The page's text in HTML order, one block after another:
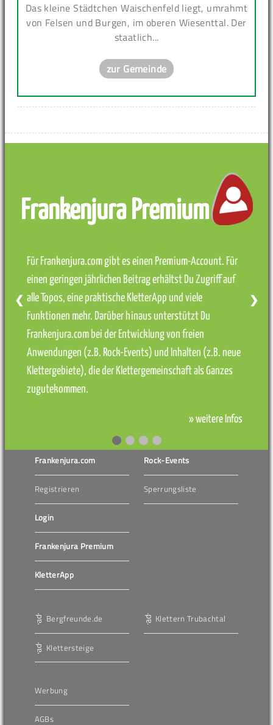
Das kleine Städtchen Waischenfeld liegt, umrahmt
von Felsen und Burgen, im oberen Wiesenttal. Der
staatlich...
zur Gemeinde
Frankenjura Premium
Für Frankenjura.com gibt es einen Premium-Account. Für
einen geringen jährlichen Beitrag erhältst Du Zugriff auf
alle Topos, eine praktische KletterApp und viele
Funktionen mehr. Darüber hinaus unterstützt Du
Frankenjura.com bei der Entwicklung von freien
Anwendungen (z.B. Rock-Events) und Inhalten (z.B. neue
Klettergebiete), die der Klettergemeinschaft als Ganzes
zugutekommen.
» weitere Infos
❮ ❯
Frankenjura.com
Registrieren
Login
Frankenjura Premium
KletterApp
Rock-Events
Sperrungsliste
Bergfreunde.de
Klettersteige
Klettern Trubachtal
Werbung
AGBs